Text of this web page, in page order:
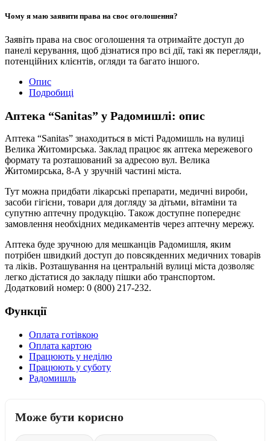
Чому я маю заявити права на своє оголошення?
Заявіть права на своє оголошення та отримайте доступ до
панелі керування, щоб дізнатися про всі дії, такі як перегляди,
потенційних клієнтів, огляди та багато іншого.
Опис
Подробиці
Аптека “Sanitas” у Радомишлі: опис
Аптека “Sanitas” знаходиться в місті Радомишль на вулиці
Велика Житомирська. Заклад працює як аптека мережевого
формату та розташований за адресою вул. Велика
Житомирська, 8-А у зручній частині міста.
Тут можна придбати лікарські препарати, медичні вироби,
засоби гігієни, товари для догляду за дітьми, вітаміни та
супутню аптечну продукцію. Також доступне попереднє
замовлення необхідних медикаментів через аптечну мережу.
Аптека буде зручною для мешканців Радомишля, яким
потрібен швидкий доступ до повсякденних медичних товарів
та ліків. Розташування на центральній вулиці міста дозволяє
легко дістатися до закладу пішки або транспортом.
Додатковий номер: 0 (800) 217-232.
Функції
Оплата готівкою
Оплата картою
Працюють у неділю
Працюють у суботу
Радомишль
Може бути корисно